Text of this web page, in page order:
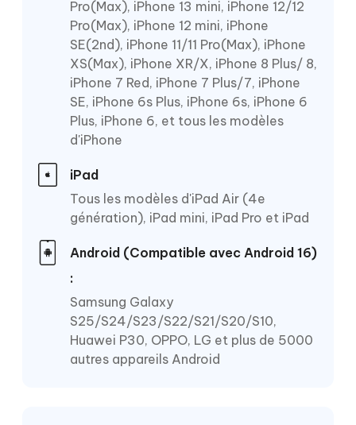
Pro(Max), iPhone 13 mini, iPhone 12/12
Pro(Max), iPhone 12 mini, iPhone
SE(2nd), iPhone 11/11 Pro(Max), iPhone
XS(Max), iPhone XR/X, iPhone 8 Plus/ 8,
iPhone 7 Red, iPhone 7 Plus/7, iPhone
SE, iPhone 6s Plus, iPhone 6s, iPhone 6
Plus, iPhone 6, et tous les modèles
d'iPhone
iPad
Tous les modèles d'iPad Air (4e
génération), iPad mini, iPad Pro et iPad
Android (Compatible avec Android 16)
:
Samsung Galaxy
S25/S24/S23/S22/S21/S20/S10,
Huawei P30, OPPO, LG et plus de 5000
autres appareils Android